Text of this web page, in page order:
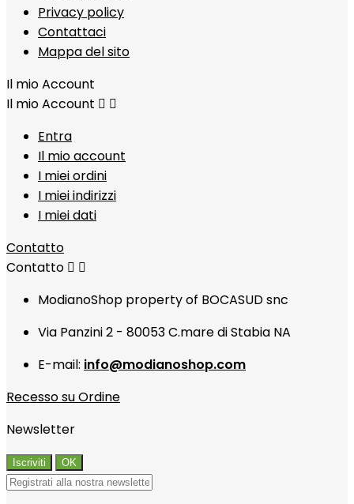
Privacy policy
Contattaci
Mappa del sito
Il mio Account
Il mio Account  
Entra
Il mio account
I miei ordini
I miei indirizzi
I miei dati
Contatto
Contatto  
ModianoShop property of BOCASUD snc
Via Panzini 2 - 80053 C.mare di Stabia NA
E-mail: info@modianoshop.com
Recesso su Ordine
Newsletter